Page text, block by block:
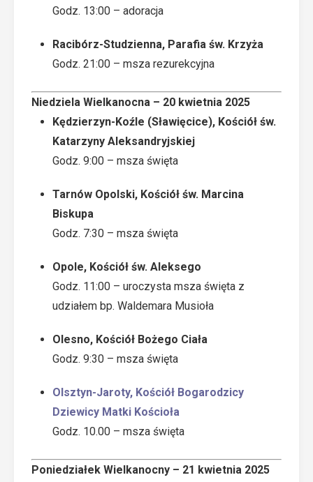
Godz. 13:00 – adoracja
Racibórz-Studzienna, Parafia św. Krzyża
Godz. 21:00 – msza rezurekcyjna
Niedziela Wielkanocna – 20 kwietnia 2025
Kędzierzyn-Koźle (Sławięcice), Kościół św.
Katarzyny Aleksandryjskiej
Godz. 9:00 – msza święta
Tarnów Opolski, Kościół św. Marcina
Biskupa
Godz. 7:30 – msza święta
Opole, Kościół św. Aleksego
Godz. 11:00 – uroczysta msza święta z
udziałem bp. Waldemara Musioła
Olesno, Kościół Bożego Ciała
Godz. 9:30 – msza święta
Olsztyn-Jaroty, Kościół Bogarodzicy
Dziewicy Matki Kościoła
Godz. 10.00 – msza święta
Poniedziałek Wielkanocny – 21 kwietnia 2025